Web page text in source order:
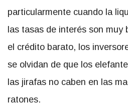
particularmente cuando la
las tasas de interés son muy
el crédito barato, los
se olvidan de que los
las jirafas no caben en las
ratones.